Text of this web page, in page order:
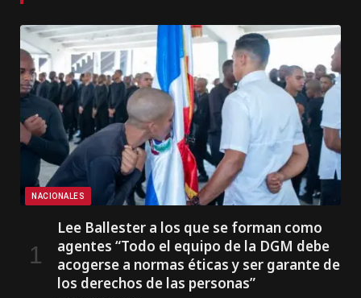
NACIONALES
Lee Ballester a los que se forman como
agentes “Todo el equipo de la DGM debe
acogerse a normas éticas y ser garante de
los derechos de las personas”